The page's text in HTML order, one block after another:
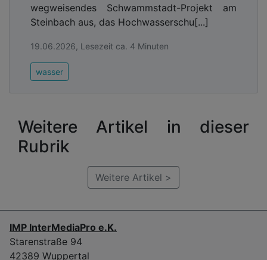
wegweisendes Schwammstadt-Projekt am
Steinbach aus, das Hochwasserschu[...]
19.06.2026, Lesezeit ca. 4 Minuten
wasser
Weitere Artikel in dieser
Rubrik
Weitere Artikel >
IMP InterMediaPro e.K.
Starenstraße 94
42389 Wuppertal